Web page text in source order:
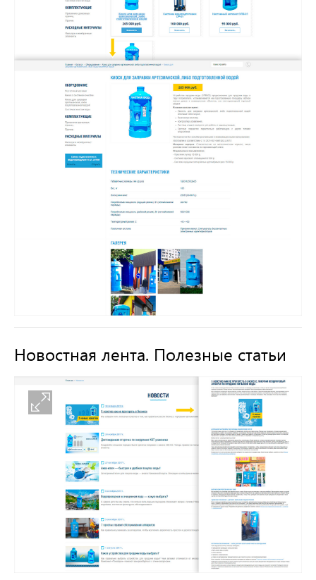
Новостная лента. Полезные статьи